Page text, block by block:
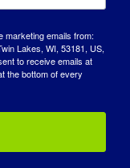
إصابتي
إذا كان
اللمفاوية
marketing emails from:
Lakes, WI, 53181, US,
to receive emails at
the bottom of every